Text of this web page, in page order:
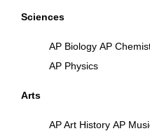
Sciences
AP Biology AP
AP Physics
Arts
AP Art History AP